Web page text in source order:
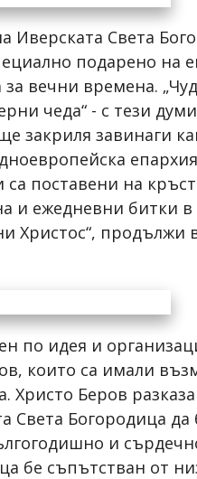
Иверската Света
подарено на
вечни времена.
чеда“ - с тези
закриля завинаги
поставени на
и ежедневни битки
Христос“, продължи
по идея и
които са имали
Беров
Света Богородица
и
бе съпътстван от